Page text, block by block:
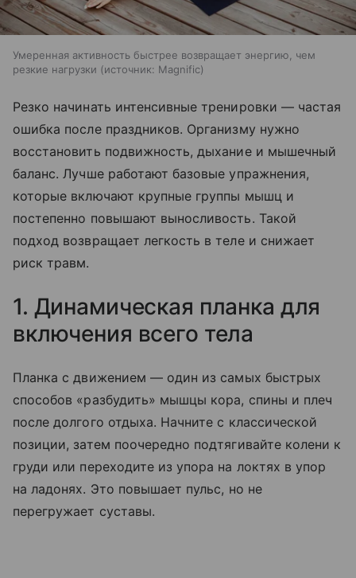
Умеренная активность быстрее возвращает энергию, чем
резкие нагрузки
источник: Magnific
Резко начинать интенсивные тренировки — частая
ошибка после праздников. Организму нужно
восстановить подвижность, дыхание и мышечный
баланс. Лучше работают базовые упражнения,
которые включают крупные группы мышц и
постепенно повышают выносливость. Такой
подход возвращает легкость в теле и снижает
риск травм.
1. Динамическая планка для
включения всего тела
Планка с движением — один из самых быстрых
способов «разбудить» мышцы кора, спины и плеч
после долгого отдыха. Начните с классической
позиции, затем поочередно подтягивайте колени к
груди или переходите из упора на локтях в упор
на ладонях. Это повышает пульс, но не
перегружает суставы.